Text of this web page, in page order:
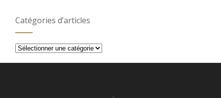
Catégories d’articles
Catégories